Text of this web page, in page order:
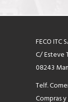
FECO ITC
C/ Esteve
08243
Telf.
Compras